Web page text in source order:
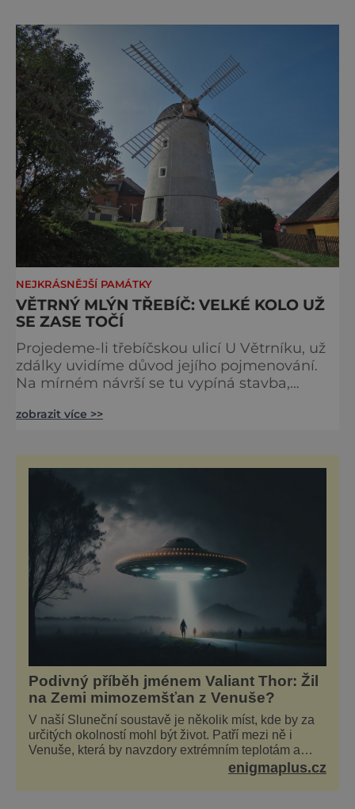
není jen architektura, ale také betlémy, z
nichž nejstarší se pojí s polovinou 19. století a
jménem Pavla Papír
NEJKRÁSNĚJŠÍ PAMÁTKY
VĚTRNÝ MLÝN TŘEBÍČ: VELKÉ KOLO UŽ
SE ZASE TOČÍ
Projedeme-li třebíčskou ulicí U Větrníku, už
zdálky uvidíme důvod jejího pojmenování.
Na mírném návrší se tu vypíná stavba,
domovině větrných mlýnů. Ale tenhle větrný
mnoho řemeslníků, ale docela velkou část
produktech stále ro
zobrazit více >>
Podivný příběh jménem Valiant Thor: Žil
na Zemi mimozemšťan z Venuše?
V naší Sluneční soustavě je několik míst, kde by za
určitých okolností mohl být život. Patří mezi ně i
Venuše, která by navzdory extrémním teplotám a
smrtícímu složení atmosféry teoreticky mohla ukrývat
enigmaplus.cz